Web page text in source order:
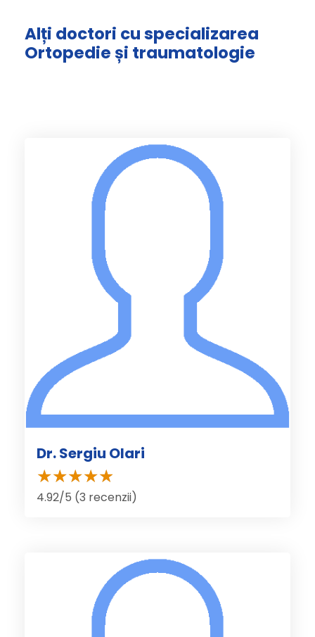
Alți doctori cu specializarea
Ortopedie și traumatologie
Dr. Sergiu Olari
4.92/5 (3 recenzii)